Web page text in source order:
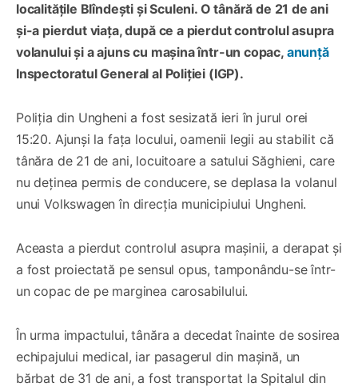
localitățile Blîndești și Sculeni. O tânără de 21 de ani
și-a pierdut viața, după ce a pierdut controlul asupra
volanului și a ajuns cu mașina într-un copac, anunță
Inspectoratul General al Poliției (IGP).
Poliția din Ungheni a fost sesizată ieri în jurul orei
15:20. Ajunși la fața locului, oamenii legii au stabilit că
tânăra de 21 de ani, locuitoare a satului Săghieni, care
nu deținea permis de conducere, se deplasa la volanul
unui Volkswagen în direcția municipiului Ungheni.
Aceasta a pierdut controlul asupra mașinii, a derapat și
a fost proiectată pe sensul opus, tamponându-se într-
un copac de pe marginea carosabilului.
În urma impactului, tânăra a decedat înainte de sosirea
echipajului medical, iar pasagerul din mașină, un
bărbat de 31 de ani, a fost transportat la Spitalul din